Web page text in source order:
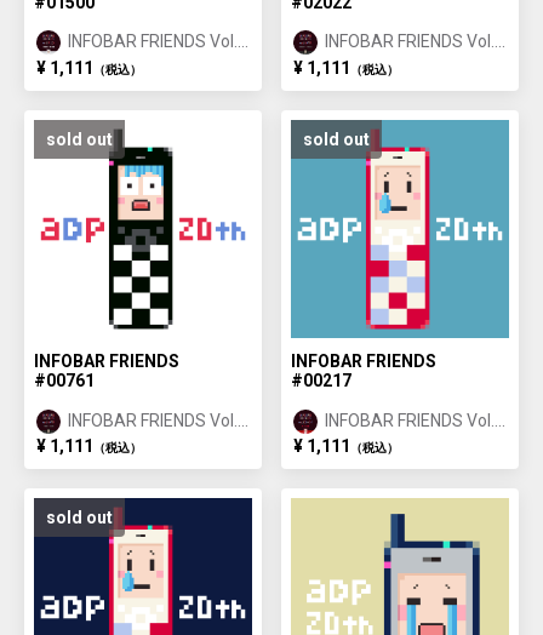
INFOBAR FRIENDS Vol.1
ANNIN ①
¥ 1,111 （税込）
INFOBAR FRIENDS Vol.1
ICHIMATSU ②
¥ 1,111 （税込）
sold out
INFOBAR FRIENDS
#00761
INFOBAR FRIENDS Vol.1
ICHIMATSU ①
¥ 1,111 （税込）
sold out
INFOBAR FRIENDS
#00217
INFOBAR FRIENDS Vol.1
NISHIKIGOI ①
¥ 1,111 （税込）
sold out